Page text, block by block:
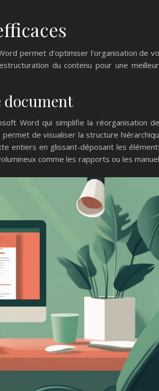
permet d'optimiser l'organisation de
du contenu pour une
document
Word qui simplifie la réorganisation
de visualiser la structure
entiers en glissant-déposant les
comme les rapports ou les